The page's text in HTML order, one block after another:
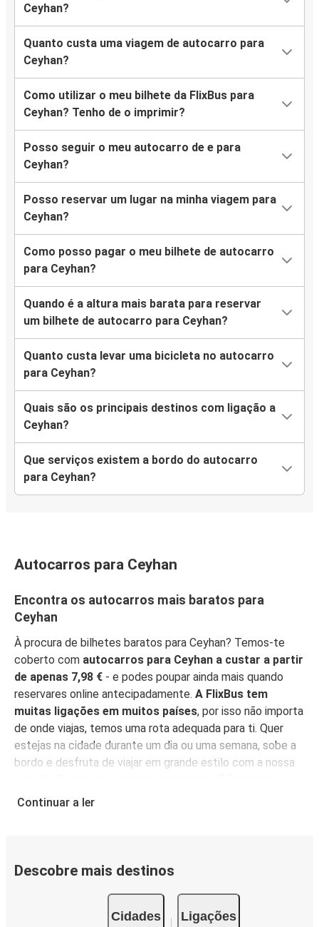
Ceyhan?
Quanto custa uma viagem de autocarro para
Ceyhan?
Como utilizar o meu bilhete da FlixBus para
Ceyhan? Tenho de o imprimir?
Posso seguir o meu autocarro de e para
Ceyhan?
Posso reservar um lugar na minha viagem para
Ceyhan?
Como posso pagar o meu bilhete de autocarro
para Ceyhan?
Quando é a altura mais barata para reservar
um bilhete de autocarro para Ceyhan?
Quanto custa levar uma bicicleta no autocarro
para Ceyhan?
Quais são os principais destinos com ligação a
Ceyhan?
Que serviços existem a bordo do autocarro
para Ceyhan?
Autocarros para Ceyhan
Encontra os autocarros mais baratos para
Ceyhan
À procura de bilhetes baratos para Ceyhan? Temos-te
coberto com autocarros para Ceyhan a custar a partir
de apenas 7,98 € - e podes poupar ainda mais quando
reservares online antecipadamente. A FlixBus tem
muitas ligações em muitos países, por isso não importa
de onde viajas, temos uma rota adequada para ti. Quer
estejas na cidade durante um dia ou uma semana, sobe a
bordo e desfruta de viajar em grande estilo com a nossa
teu bilhete, com opções de compra acessíveis para
funcionar como o teu bilhete - basta mostrá-la ao teu
mais baratos, reserva na App antecipadamente - quanto
mais cedo reservares, mais barato será o teu bilhete!
Continuar a ler
Descobre mais destinos
Cidades Ligações